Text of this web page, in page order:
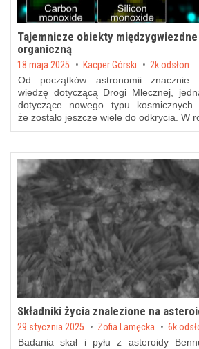
Tajemnicze obiekty
organiczną
Posted on
18 maja 2025 byKacper Górski 2k odsłon
Od początków astronomii znacznie
wiedzę dotyczącą Drogi Mlecznej,
dotyczące nowego typu kosmicznych
że zostało jeszcze wiele do odkrycia. W
Składniki życia znalezione na
Posted on
29 stycznia 2025 by Zofia Lamęcka 6k
Badania skał i pyłu z asteroidy